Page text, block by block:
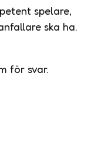
spelare,
ska ha.
för svar.